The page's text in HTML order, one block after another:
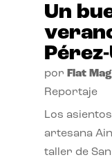
Un
por Flat
Reportaje
Los
artesana
taller de